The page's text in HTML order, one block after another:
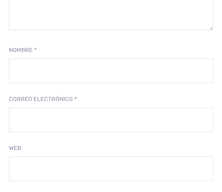
NOMBRE *
CORREO ELECTRÓNICO *
WEB